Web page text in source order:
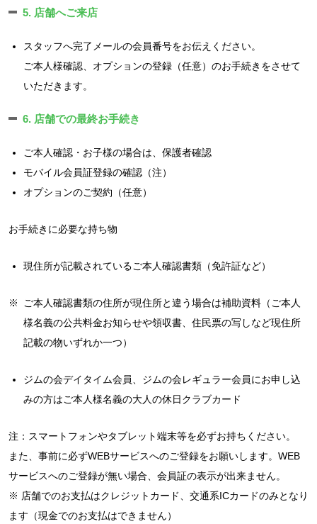
5. 店舗へご来店
スタッフへ完了メールの会員番号をお伝えください。
ご本人様確認、オプションの登録（任意）のお手続きをさせて
いただきます。
6. 店舗での最終お手続き
ご本人確認・お子様の場合は、保護者確認
モバイル会員証登録の確認（注）
オプションのご契約（任意）
お手続きに必要な持ち物
現住所が記載されているご本人確認書類（免許証など）
※
ご本人確認書類の住所が現住所と違う場合は補助資料（ご本人
様名義の公共料金お知らせや領収書、住民票の写しなど現住所
記載の物いずれか一つ）
ジムの会デイタイム会員、ジムの会レギュラー会員にお申し込
みの方はご本人様名義の大人の休日クラブカード
注：スマートフォンやタブレット端末等を必ずお持ちください。
また、事前に必ずWEBサービスへのご登録をお願いします。WEB
サービスへのご登録が無い場合、会員証の表示が出来ません。
※ 店舗でのお支払はクレジットカード、交通系ICカードのみとなり
ます（現金でのお支払はできません）